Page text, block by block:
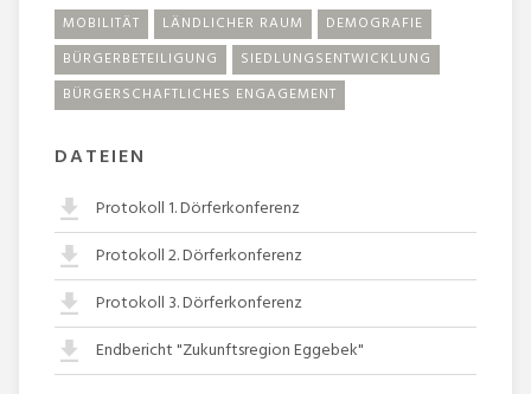
MOBILITÄT LÄNDLICHER RAUM
DEMOGRAFIE
BÜRGERBETEILIGUNG
SIEDLUNGSENTWICKLUNG
BÜRGERSCHAFTLICHES ENGAGEMENT
DATEIEN
Protokoll 1. Dörferkonferenz
Protokoll 2. Dörferkonferenz
Protokoll 3. Dörferkonferenz
Endbericht "Zukunftsregion Eggebek"